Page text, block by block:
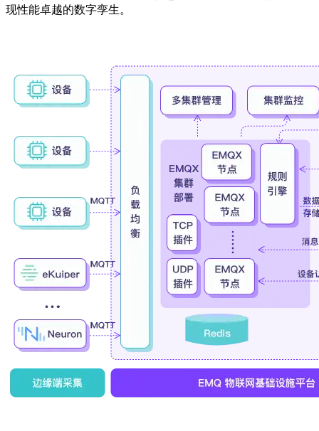
现性能卓越的数字孪生。